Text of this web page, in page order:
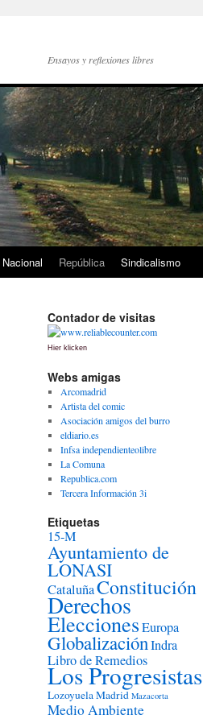
Ensayos y reflexiones libres
Nacional República Sindicalismo
Contador de visitas
Hier klicken
Webs amigas
Arcomadrid
Artista del comic
Asociación amigos del burro
eldiario.es
Infsa independienteolibre
La Comuna
Republica.com
Tercera Información 3i
Etiquetas
15-M
Ayuntamiento de
LONASI
CataluñaConstitución
Derechos
EleccionesEuropa
GlobalizaciónIndra
Libro de Remedios
Los Progresistas
LozoyuelaMadrid Mazacorta
Medio Ambiente